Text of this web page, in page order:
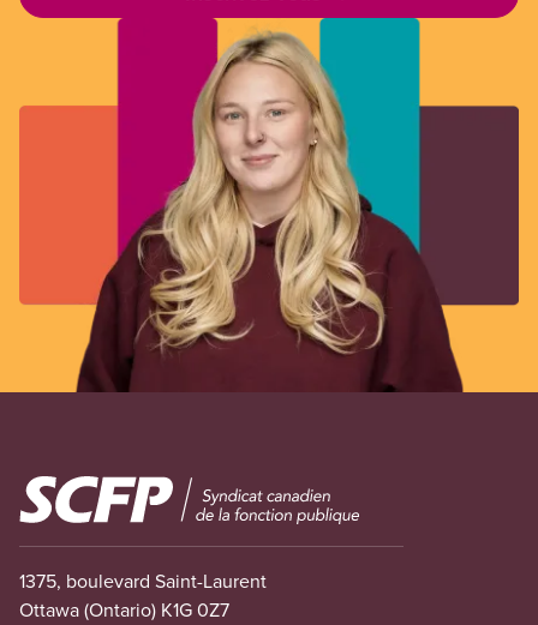
Image
1375, boulevard Saint-Laurent
Ottawa (Ontario) K1G 0Z7